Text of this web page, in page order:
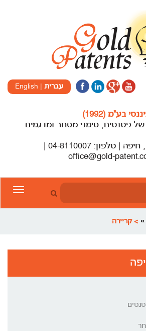
עברית English
בע”מ (1992)
של פטנטים, סימני מסחר ומדגמים
office@gold-
> קריירה